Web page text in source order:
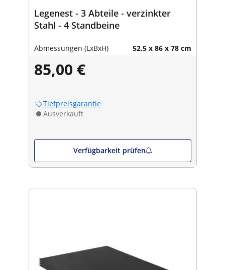
Legenest - 3 Abteile - verzinkter
Stahl - 4 Standbeine
Abmessungen (LxBxH) 52.5 x 86 x 78 cm
85,00 €
Tiefpreisgarantie
Ausverkauft
Verfügbarkeit prüfen